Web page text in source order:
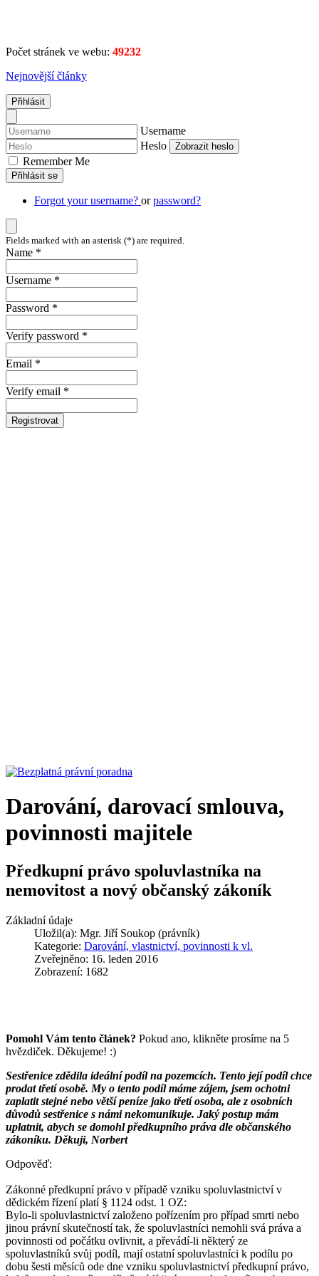
Počet stránek ve webu: 49232
Nejnovější články
Přihlásit
Username
Heslo
Zobrazit heslo
Remember Me
Přihlásit se
Forgot your username? orpassword?
Fields marked with an asterisk (*) are required.
Name *
Username *
Password *
Verify password *
Email *
Verify email *
Registrovat
Darování, darovací smlouva,
povinnosti majitele
Předkupní právo spoluvlastníka na
nemovitost a nový občanský zákoník
Základní údaje
Uložil(a): Mgr. Jiří Soukop (právník)
Kategorie: Darování, vlastnictví, povinnosti k vl.
Zveřejněno: 16. leden 2016
Zobrazení: 1682
Pomohl Vám tento článek? Pokud ano, klikněte prosíme na 5
hvězdiček. Děkujeme! :)
Sestřenice zdědila ideální podíl na pozemcích. Tento její podíl chce
prodat třetí osobě. My o tento podíl máme zájem, jsem ochotni
zaplatit stejné nebo větší peníze jako třetí osoba, ale z osobních
důvodů sestřenice s námi nekomunikuje. Jaký postup mám
uplatnit, abych se domohl předkupního práva dle občanského
zákoníku. Děkuji, Norbert
Odpověď:
Zákonné předkupní právo v případě vzniku spoluvlastnictví v
dědickém řízení platí § 1124 odst. 1 OZ:
Bylo-li spoluvlastnictví založeno pořízením pro případ smrti nebo
jinou právní skutečností tak, že spoluvlastníci nemohli svá práva a
povinnosti od počátku ovlivnit, a převádí-li některý ze
spoluvlastníků svůj podíl, mají ostatní spoluvlastníci k podílu po
dobu šesti měsíců ode dne vzniku spoluvlastnictví předkupní právo,